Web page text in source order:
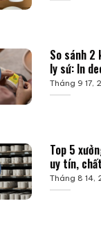
So sánh
ly sứ: In
Tháng 9 17,
Top 5
uy tín,
Tháng 8 14,